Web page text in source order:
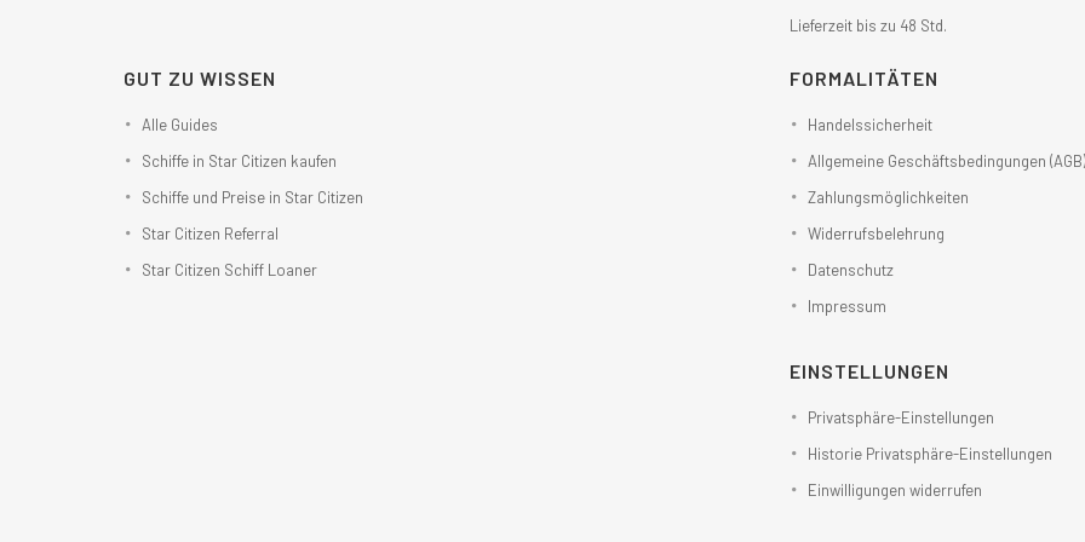
Lieferzeit bis zu 48 Std.
GUT ZU WISSEN
Alle Guides
Schiffe in Star Citizen kaufen
Schiffe und Preise in Star Citizen
Star Citizen Referral
Star Citizen Schiff Loaner
FORMALITÄTEN
Handelssicherheit
Allgemeine Geschäftsbedingungen (AGB)
Zahlungsmöglichkeiten
Widerrufsbelehrung
Datenschutz
Impressum
EINSTELLUNGEN
Privatsphäre-Einstellungen
Historie Privatsphäre-Einstellungen
Einwilligungen widerrufen